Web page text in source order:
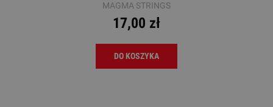
MAGMA STRINGS
17,00 zł
DO KOSZYKA